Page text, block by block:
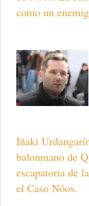
como un
Iñaki
balonmano de
escapatoria de
el Caso Nóos.